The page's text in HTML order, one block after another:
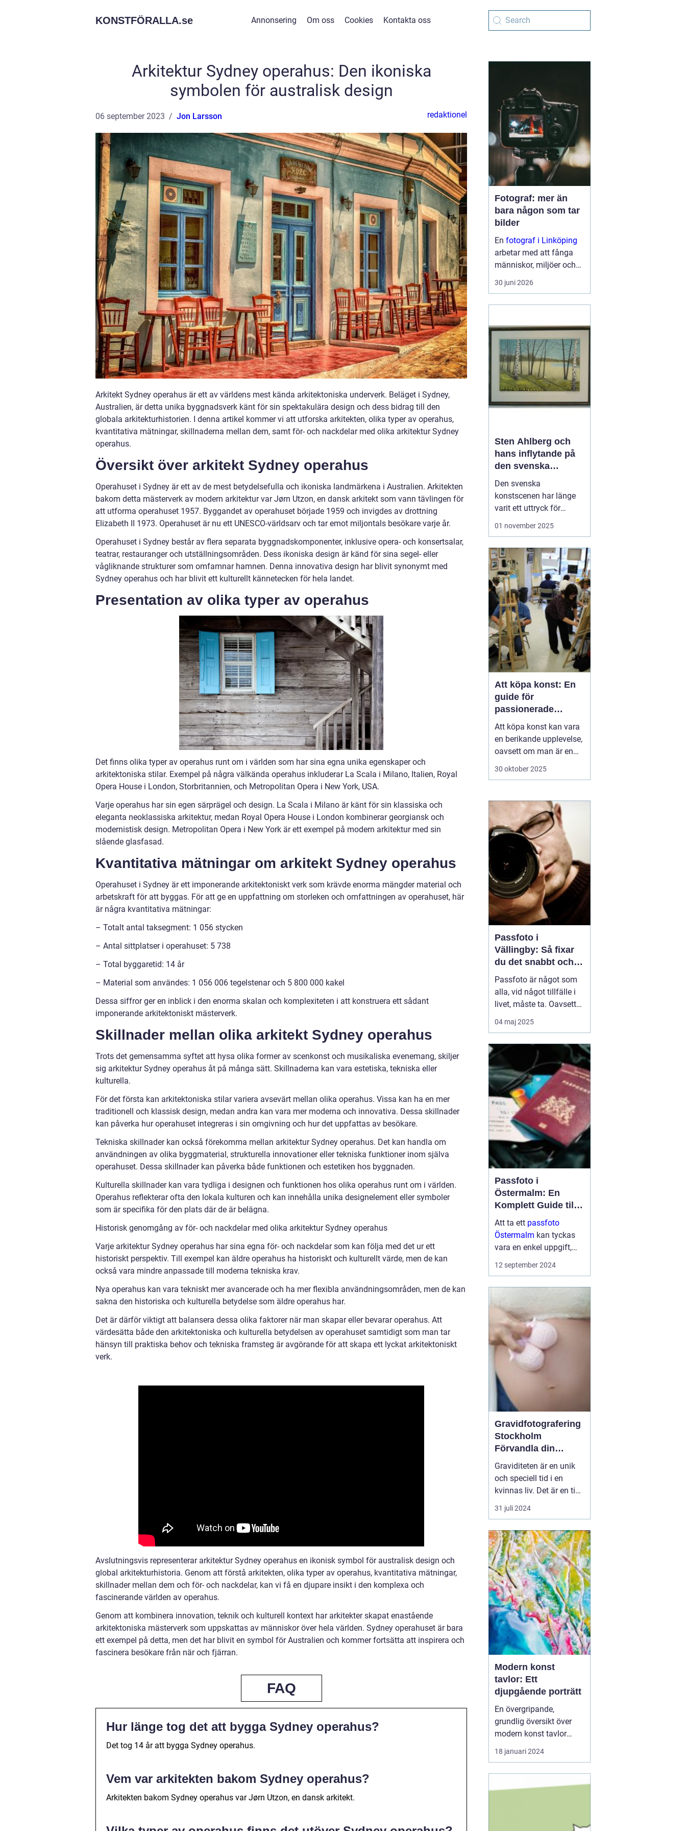
KONSTFÖRALLA.se Annonsering Om oss Cookies Kontakta oss
Arkitektur Sydney operahus: Den ikoniska
symbolen för australisk design
06 september 2023 Jon Larsson redaktionel
Arkitekt Sydney operahus är ett av världens mest kända arkitektoniska underverk. Beläget i Sydney,
Australien, är detta unika byggnadsverk känt för sin spektakulära design och dess bidrag till den
globala arkitekturhistorien. I denna artikel kommer vi att utforska arkitekten, olika typer av operahus,
kvantitativa mätningar, skillnaderna mellan dem, samt för- och nackdelar med olika arkitektur Sydney
operahus.
Översikt över arkitekt Sydney operahus
Operahuset i Sydney är ett av de mest betydelsefulla och ikoniska landmärkena i Australien. Arkitekten
bakom detta mästerverk av modern arkitektur var Jørn Utzon, en dansk arkitekt som vann tävlingen för
att utforma operahuset 1957. Byggandet av operahuset började 1959 och invigdes av drottning
Elizabeth II 1973. Operahuset är nu ett UNESCO-världsarv och tar emot miljontals besökare varje år.
Operahuset i Sydney består av flera separata byggnadskomponenter, inklusive opera- och konsertsalar,
teatrar, restauranger och utställningsområden. Dess ikoniska design är känd för sina segel- eller
vågliknande strukturer som omfamnar hamnen. Denna innovativa design har blivit synonymt med
Sydney operahus och har blivit ett kulturellt kännetecken för hela landet.
Presentation av olika typer av operahus
Det finns olika typer av operahus runt om i världen som har sina egna unika egenskaper och
arkitektoniska stilar. Exempel på några välkända operahus inkluderar La Scala i Milano, Italien, Royal
Opera House i London, Storbritannien, och Metropolitan Opera i New York, USA.
Varje operahus har sin egen särprägel och design. La Scala i Milano är känt för sin klassiska och
eleganta neoklassiska arkitektur, medan Royal Opera House i London kombinerar georgiansk och
modernistisk design. Metropolitan Opera i New York är ett exempel på modern arkitektur med sin
slående glasfasad.
Kvantitativa mätningar om arkitekt Sydney operahus
Operahuset i Sydney är ett imponerande arkitektoniskt verk som krävde enorma mängder material och
arbetskraft för att byggas. För att ge en uppfattning om storleken och omfattningen av operahuset, här
är några kvantitativa mätningar:
– Totalt antal taksegment: 1 056 stycken
– Antal sittplatser i operahuset: 5 738
– Total byggaretid: 14 år
– Material som användes: 1 056 006 tegelstenar och 5 800 000 kakel
Dessa siffror ger en inblick i den enorma skalan och komplexiteten i att konstruera ett sådant
imponerande arkitektoniskt mästerverk.
Skillnader mellan olika arkitekt Sydney operahus
Trots det gemensamma syftet att hysa olika former av scenkonst och musikaliska evenemang, skiljer
sig arkitektur Sydney operahus åt på många sätt. Skillnaderna kan vara estetiska, tekniska eller
kulturella.
För det första kan arkitektoniska stilar variera avsevärt mellan olika operahus. Vissa kan ha en mer
traditionell och klassisk design, medan andra kan vara mer moderna och innovativa. Dessa skillnader
kan påverka hur operahuset integreras i sin omgivning och hur det uppfattas av besökare.
Tekniska skillnader kan också förekomma mellan arkitektur Sydney operahus. Det kan handla om
användningen av olika byggmaterial, strukturella innovationer eller tekniska funktioner inom själva
operahuset. Dessa skillnader kan påverka både funktionen och estetiken hos byggnaden.
Kulturella skillnader kan vara tydliga i designen och funktionen hos olika operahus runt om i världen.
Operahus reflekterar ofta den lokala kulturen och kan innehålla unika designelement eller symboler
som är specifika för den plats där de är belägna.
Historisk genomgång av för- och nackdelar med olika arkitektur Sydney operahus
Varje arkitektur Sydney operahus har sina egna för- och nackdelar som kan följa med det ur ett
historiskt perspektiv. Till exempel kan äldre operahus ha historiskt och kulturellt värde, men de kan
också vara mindre anpassade till moderna tekniska krav.
Nya operahus kan vara tekniskt mer avancerade och ha mer flexibla användningsområden, men de kan
sakna den historiska och kulturella betydelse som äldre operahus har.
Det är därför viktigt att balansera dessa olika faktorer när man skapar eller bevarar operahus. Att
värdesätta både den arkitektoniska och kulturella betydelsen av operahuset samtidigt som man tar
hänsyn till praktiska behov och tekniska framsteg är avgörande för att skapa ett lyckat arkitektoniskt
verk.
Avslutningsvis representerar arkitektur Sydney operahus en ikonisk symbol för australisk design och
global arkitekturhistoria. Genom att förstå arkitekten, olika typer av operahus, kvantitativa mätningar,
skillnader mellan dem och för- och nackdelar, kan vi få en djupare insikt i den komplexa och
fascinerande världen av operahus.
Genom att kombinera innovation, teknik och kulturell kontext har arkitekter skapat enastående
arkitektoniska mästerverk som uppskattas av människor över hela världen. Sydney operahuset är bara
ett exempel på detta, men det har blivit en symbol för Australien och kommer fortsätta att inspirera och
fascinera besökare från när och fjärran.
FAQ
Hur länge tog det att bygga Sydney operahus?
Det tog 14 år att bygga Sydney operahus.
Vem var arkitekten bakom Sydney operahus?
Arkitekten bakom Sydney operahus var Jørn Utzon, en dansk arkitekt.
Fotograf: mer än
bara någon som tar
bilder
En fotograf i Linköping
arbetar med att fånga
människor, miljöer och
ögonblick på ett sätt
som väcker känslor och
30 juni 2026
Sten Ahlberg och
hans inflytande på
den svenska
konstscenen
Den svenska
konstscenen har länge
varit ett uttryck för
kreativitet och
inspirerats av både
internationella trender
och lokal tradition.Sten
Ahlberg är ...
01 november 2025
Att köpa konst: En
guide för
passionerade
samlare och
nybörjare
Att köpa konst kan vara
en berikande upplevelse,
oavsett om man är en
passionerad samlare
konstverket för hemmet.
Konst har förmågan att
ljusa upp ett rum, skapa
st&au...
30 oktober 2025
Passfoto i
Vällingby: Så fixar
du det snabbt och
enkelt
Passfoto är något som
alla, vid något tillfälle i
livet, måste ta. Oavsett
om det handlar om att
förnya passet, ansöka
nytt ID-kort, är det viktigt
att allt blir rätt frå...
04 maj 2025
Passfoto i
Östermalm: En
Komplett Guide till
Perfekta ID-bilder
Att ta ett passfoto
Östermalm kan tyckas
vara en enkel uppgift,
men för många kan det
medföra en viss nivå av
12 september 2024
Gravidfotografering
Stockholm
Förvandla din
graviditet till tidlös
konst
Graviditeten är en unik
och speciell tid i en
kvinnas liv. Det är en tid
av förändring, förväntan
och glädje. En tid då
komma ihåg varje
känsla och detalj. I
Stockholm ...
31 juli 2024
Modern konst
tavlor: Ett
djupgående porträtt
En övergripande,
grundlig översikt över
modern konst tavlor
Modern konst tavlor har
under de senaste
populära och anses nu
18 januari 2024